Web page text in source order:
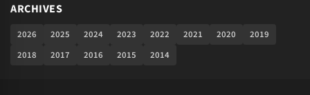
ARCHIVES
2026 2025 2024 2023 2022 2021 2020
2019
2018
2017 2016 2015 2014